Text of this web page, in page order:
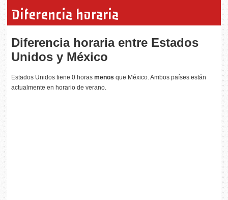
Diferencia horaria
Diferencia horaria entre Estados
Unidos y México
Estados Unidos tiene 0 horasmenos que México. Ambos países están
actualmente en horario de verano.